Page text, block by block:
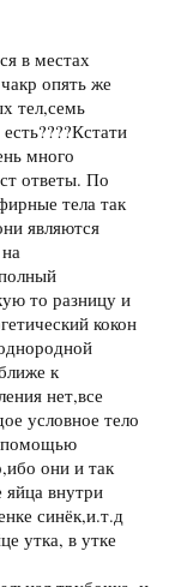
в местах
опять же
тел,семь
много
ответы. По
тела так
являются
то разницу и
кокон
к
нет,все
условное тело
помощью
они и так
внутри
синёк,и.т.д
утка, в утке